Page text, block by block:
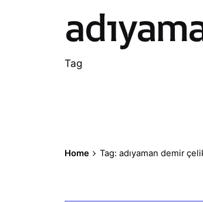
Tag
Home Tag: adıyaman demir